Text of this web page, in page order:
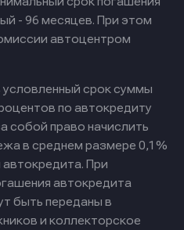
- 96 месяцев. При этом
автоцентром
условленный срок суммы
по автокредиту
собой право начислить
в среднем размере 0,1%
При
автокредита
быть переданы в
и коллекторское